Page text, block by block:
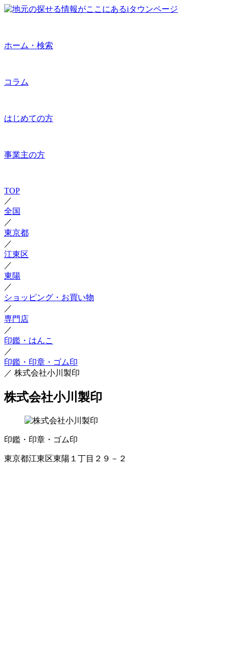
ホーム・検索
コラム
はじめての方
事業主の方
TOP
／
全国
／
東京都
／
江東区
／
東陽
／
ショッピング・お買い物
／
専門店
／
印鑑・はんこ
／
印鑑・印章・ゴム印
／ 株式会社小川製印
株式会社小川製印
印鑑・印章・ゴム印
東京都江東区東陽１丁目２９－２